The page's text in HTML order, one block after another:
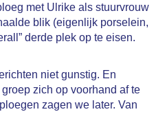
met Ulrike als stuurvrouw
blik (eigenlijk porselein,
derde plek op te eisen.
niet gunstig. En
zich op voorhand af te
zagen we later. Van